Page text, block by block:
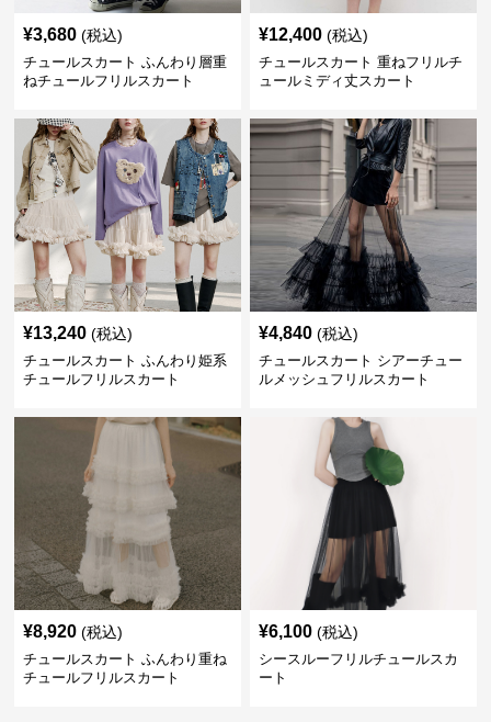
¥3,680 (税込)
チュールスカート ふんわり層重
ねチュールフリルスカート
¥12,400 (税込)
チュールスカート 重ねフリルチ
ュールミディ丈スカート
¥13,240 (税込)
チュールスカート ふんわり姫系
チュールフリルスカート
¥4,840 (税込)
チュールスカート シアーチュー
ルメッシュフリルスカート
¥8,920 (税込)
チュールスカート ふんわり重ね
チュールフリルスカート
¥6,100 (税込)
シースルーフリルチュールスカ
ート